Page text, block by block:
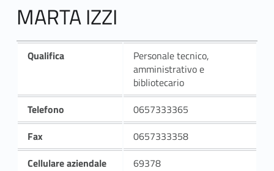
MARTA IZZI
Qualifica
Personale tecnico,
amministrativo e
bibliotecario
Telefono
0657333365
Fax
0657333358
Cellulare aziendale
69378